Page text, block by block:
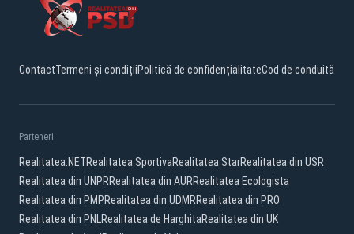
ContactTermeni și condițiiPolitică de confidențialitateCod de conduită
Parteneri:
Realitatea.NETRealitatea SportivaRealitatea StarRealitatea din USR
Realitatea din UNPRRealitatea din AURRealitatea Ecologista
Realitatea din PMPRealitatea din UDMRRealitatea din PRO
Realitatea din PNLRealitatea de HarghitaRealitatea din UK